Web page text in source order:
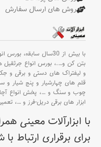
روش های ارسال سفارش
با بیش از 30سال سابقه،
بورس
بتن کن و….، بورس انواع جرثقیل
و لیفتراک های دستی و برقی و
قلم های چهارشیار و پنج شیار و
چوب و سنگ و …، پخش انواع
ابزار های برقی دریل-فرز و …،
با ابزارآلات معینی
برای برقراری ارتباط